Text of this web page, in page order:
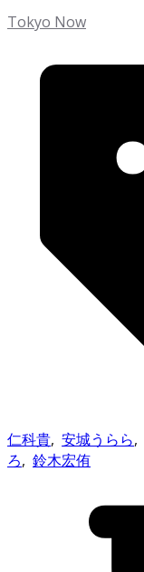
Tokyo Now
仁科貴, 安城うらら,
ろ, 鈴木宏侑